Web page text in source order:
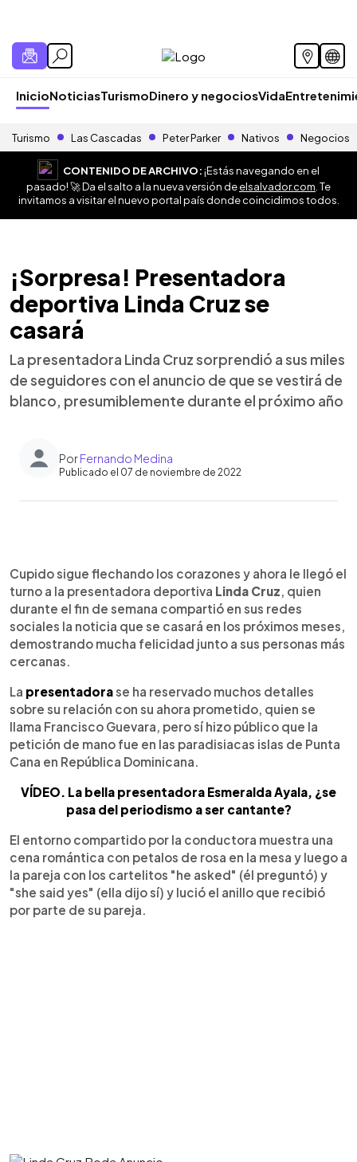
InicioNoticiasTurismoDinero y negociosVida
Turismo Las Cascadas Peter Parker Nativos Negocios
CONTENIDO DE ARCHIVO:¡Estás navegando en el
pasado! 🚀 Da el salto a la nueva versión deelsalvador.com . Te
invitamos a visitar el nuevo portal país donde coincidimos todos.
¡Sorpresa! Presentadora
deportiva Linda Cruz se
casará
La presentadora Linda Cruz sorprendió a sus miles
de seguidores con el anuncio de que se vestirá de
blanco, presumiblemente durante el próximo año
PorFernando Medina
Publicado el 07 de noviembre de 2022
Escuchar artículo
Cupido sigue flechando los corazones y ahora le llegó el
turno a la presentadora deportiva Linda Cruz, quien
durante el fin de semana compartió en sus redes
sociales la noticia que se casará en los próximos meses,
demostrando mucha felicidad junto a sus personas más
cercanas.
La presentadorase ha reservado muchos detalles
sobre su relación con su ahora prometido, quien se
llama Francisco Guevara, pero sí hizo público que la
petición de mano fue en las paradisiacas islas de Punta
Cana en República Dominicana.
VÍDEO. La bella presentadora Esmeralda Ayala, ¿se
pasa del periodismo a ser cantante?
El entorno compartido por la conductora muestra una
cena romántica con petalos de rosa en la mesa y luego a
la pareja con los cartelitos "he asked" (él preguntó) y
"she said yes" (ella dijo sí) y lució el anillo que recibió
por parte de su pareja.